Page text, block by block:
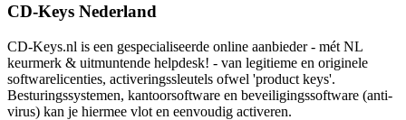
CD-Keys Nederland
CD-Keys.nl is een gespecialiseerde online aanbieder - mét NL
keurmerk & uitmuntende helpdesk! - van legitieme en originele
softwarelicenties, activeringssleutels ofwel 'product keys'.
Besturingssystemen, kantoorsoftware en beveiligingssoftware (anti-
virus) kan je hiermee vlot en eenvoudig activeren.